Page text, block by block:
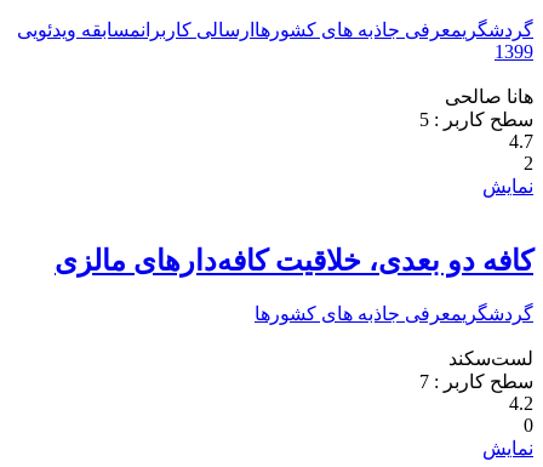
گردشگریمعرفی جاذبه های کشورها ارسالی کاربرانمسابقه ویدئویی
1399
هانا صالحی
سطح کاربر : 5
4.7
2
نمایش
کافه دو بعدی، خلاقیت کافه‌‌دارهای مالزی
گردشگریمعرفی جاذبه های کشورها
لست‌سکند
سطح کاربر : 7
4.2
0
نمایش